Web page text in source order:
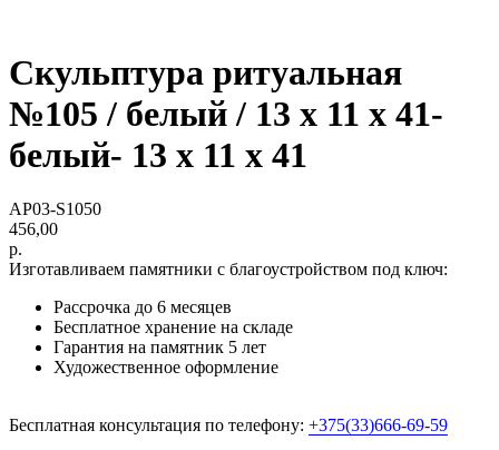
Скульптура ритуальная
№105 / белый / 13 х 11 х 41-
белый- 13 х 11 х 41
AP03-S1050
456,00
р.
Изготавливаем памятники с благоустройством под ключ:
Рассрочка до 6 месяцев
Бесплатное хранение на складе
Гарантия на памятник 5 лет
Художественное оформление
Бесплатная консультация по телефону: +375(33)666-69-59